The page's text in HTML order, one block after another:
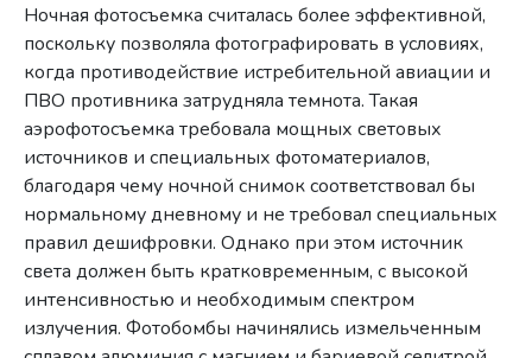
Ночная фотосъемка считалась более эффективной,
поскольку позволяла фотографировать в условиях,
когда противодействие истребительной авиации и
ПВО противника затрудняла темнота. Такая
аэрофотосъемка требовала мощных световых
источников и специальных фотоматериалов,
благодаря чему ночной снимок соответствовал бы
нормальному дневному и не требовал специальных
правил дешифровки. Однако при этом источник
света должен быть кратковременным, с высокой
интенсивностью и необходимым спектром
излучения. Фотобомбы начинялись измельченным